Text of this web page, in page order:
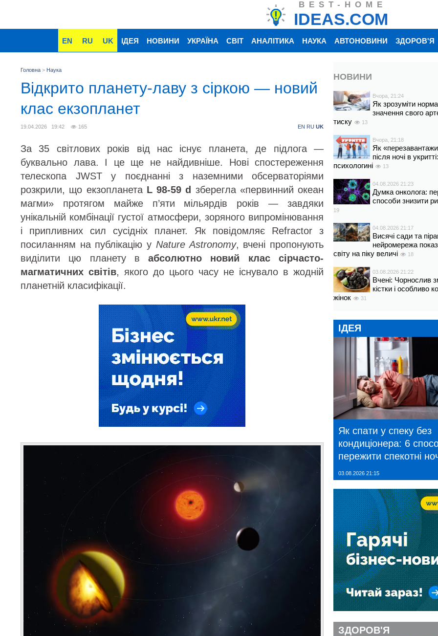
BEST-HOME
IDEAS.COM
EN RU UK ІДЕЯ НОВИНИ УКРАЇНА СВІТ АНАЛІТИКА НАУКА АВТОНОВИНИ ЗДОРОВ'Я
Головна > Наука
Відкрито планету-лаву з сіркою — новий
клас екзопланет
19.04.2026 19:42 165 EN RU UK
За 35 світлових років від нас існує планета, де підлога —
буквально лава. І це ще не найдивніше. Нові спостереження
телескопа JWST у поєднанні з наземними обсерваторіями
розкрили, що екзопланета L 98-59 d зберегла «первинний океан
магми» протягом майже п’яти мільярдів років — завдяки
унікальній комбінації густої атмосфери, зоряного випромінювання
і припливних сил сусідніх планет. Як повідомляє Refractor з
посиланням на публікацію у Nature Astronomy, вчені пропонують
виділити цю планету вабсолютно новий клас сірчасто-
магматичних світів, якого до цього часу не існувало в жодній
планетній класифікації.
НОВИНИ
Вчора, 21:24
Як зрозуміти
значення свого
тиску
13
Вчора, 21:18
Як
після ночі в
психологині
13
04.08.2026 21:23
Думка онколога:
способи знизити
19
04.08.2026 21:17
Висячі сади та
нейромережа
світу на піку величі
18
03.08.2026 21:22
Вчені: Чорнослив
кістки і особливо
жінок
31
ІДЕЯ
Як спати у спеку без
кондиціонера: 6
пережити спекотні
03.08.2026 21:15
ЗДОРОВ'Я